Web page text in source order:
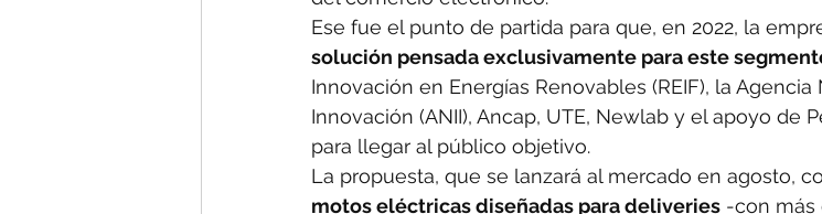
Ese fue el punto de partida para que, en 2022, la
solución pensada exclusivamente para este
Innovación en Energías Renovables (REIF), la
Innovación (ANII), Ancap, UTE, Newlab y el apoyo de
para llegar al público objetivo.
La propuesta, que se lanzará al mercado en agosto,
motos eléctricas diseñadas para deliveries -con más